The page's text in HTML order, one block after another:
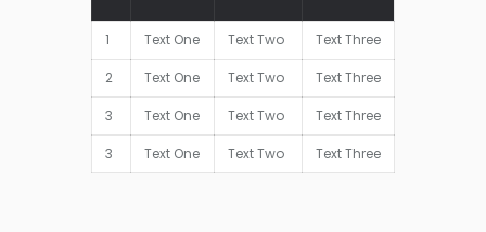
1 Text One Text Two Text Three
2 Text One Text Two Text Three
3 Text One Text Two Text Three
3 Text One Text Two Text Three